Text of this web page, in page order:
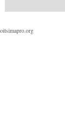
oitsimapro.org